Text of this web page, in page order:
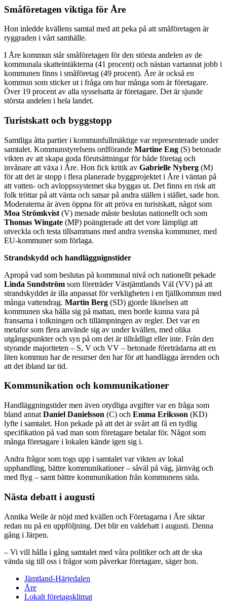
Småföretagen viktiga för Åre
Hon inledde kvällens samtal med att peka på att småföretagen är
ryggraden i vårt samhälle.
I Åre kommun står småföretagen för den största andelen av de
kommunala skatteintäkterna (41 procent) och nästan vartannat jobb i
kommunen finns i småföretag (49 procent). Åre är också en
kommun som sticker ut i fråga om hur många som är företagare.
Över 19 procent av alla sysselsatta är företagare. Det är sjunde
största andelen i hela landet.
Turistskatt och byggstopp
Samtliga åtta partier i kommunfullmäktige var representerade under
samtalet. Kommunstyrelsens ordförande Martine Eng (S) betonade
vikten av att skapa goda förutsättningar för både företag och
invånare att växa i Åre. Hon fick kritik av Gabrielle Nyberg (M)
för att det är stopp i flera planerade byggprojektet i Åre i väntan på
att vatten- och avloppssystemet ska byggas ut. Det finns en risk att
folk tröttar på att vänta och satsar på andra ställen i stället, sade hon.
Moderaterna är även öppna för att pröva en turistskatt, något som
Moa Strömkvist (V) menade måste beslutas nationellt och som
Thomas Wingate (MP) poängterade att det vore lämpligt att
utveckla och testa tillsammans med andra svenska kommuner, med
EU-kommuner som förlaga.
Strandskydd och handläggnignstider
Apropå vad som beslutas på kommunal nivå och nationellt pekade
Linda Sundström som företräder Västjämtlands Väl (VV) på att
strandskyddet är illa anpassat för verkligheten i en fjällkommun med
många vattendrag. Martin Berg (SD) gjorde liknelsen att
kommunen ska hålla sig på mattan, men borde kunna vara på
fransarna i tolkningen och tillämpningen av regler. Det var en
metafor som flera använde sig av under kvällen, med olika
utgångspunkter och syn på om det är tillrådligt eller inte. Från den
styrande majoriteten – S, V och VV – betonade företrädarna att en
liten kommun har de resurser den har för att handlägga ärenden och
att det ibland tar tid.
Kommunikation och kommunikationer
Handläggningstider men även otydliga avgifter var en fråga som
bland annat Daniel Danielsson (C) och Emma Eriksson (KD)
lyfte i samtalet. Hon pekade på att det är svårt att få en tydlig
specifikation på vad man som företagare betalar för. Något som
många företagare i lokalen kände igen sig i.
Andra frågor som togs upp i samtalet var vikten av lokal
upphandling, bättre kommunikationer – såväl på väg, järnväg och
med flyg – samt bättre kommunikation från kommunens sida.
Nästa debatt i augusti
Annika Weile är nöjd med kvällen och Företagarna i Åre siktar
redan nu på en uppföljning. Det blir en valdebatt i augusti. Denna
gång i Järpen.
– Vi vill hålla i gång samtalet med våra politiker och att de ska
vända sig till oss i frågor som påverkar företagare, säger hon.
Jämtland-Härjedalen
Åre
Lokalt företagsklimat